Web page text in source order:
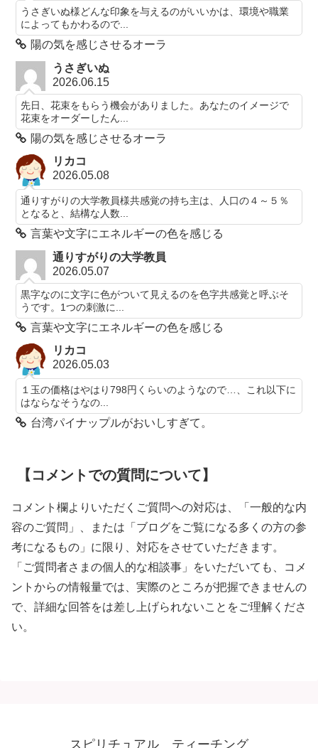
うさぎいぬ様どんな印象を与えるのがいいかは、環境や職業
によってもかわるので...
陽の気を感じさせるオーラ
うさぎいぬ
2026.06.15
先日、花束をもらう機会がありました。あなたのイメージで
花束をオーダーしたん...
陽の気を感じさせるオーラ
リカコ
2026.05.08
通りすがりの大学教員様共感覚の持ち主は、人口の４～５％
となると、結構な人数...
言葉や文字にエネルギーの色を感じる
通りすがりの大学教員
2026.05.07
黒字なのに文字に色がついて見えるのを色字共感覚と呼ぶそ
うです。1つの刺激に...
言葉や文字にエネルギーの色を感じる
リカコ
2026.05.03
１玉の価格はやはり798円くらいのようなので…、これ以下に
はならなそうなの...
台湾パイナップルがおいしすぎて。
【コメントでの質問について】
コメント欄よりいただくご質問への対応は、「一般的な内
容のご質問」、または「ブログをご覧になる多くの方の参
考になるもの」に限り、対応をさせていただきます。
「ご質問者さまの個人的な相談事」をいただいても、コメ
ントからの情報量では、実際のところが把握できませんの
で、詳細な回答をは差し上げられないことをご理解くださ
い。
スピリチュアル ティーチング